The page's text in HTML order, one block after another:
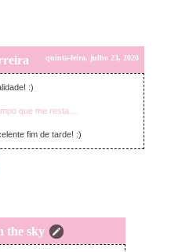
quinta-feira, julho 23, 2020
:)
que me resta....
fim de tarde! :)
the sky
quinta-feira, julho 23, 2020